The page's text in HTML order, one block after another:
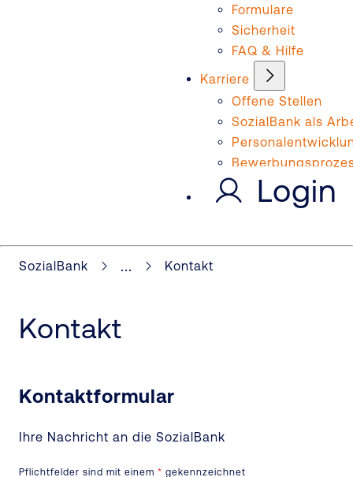
Formulare
Sicherheit
FAQ & Hilfe
Karriere
Offene Stellen
SozialBank als
Login
SozialBank ... Kontakt
Kontakt
Kontaktformular
Ihre Nachricht an die SozialBank
Pflichtfelder sind mit einem * gekennzeichnet